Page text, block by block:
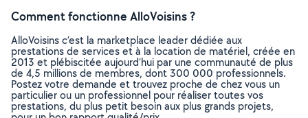
Comment fonctionne AlloVoisins ?
AlloVoisins c’est la marketplace leader dédiée aux
prestations de services et à la location de matériel, créée en
2013 et plébiscitée aujourd’hui par une communauté de plus
de 4,5 millions de membres, dont 300 000 professionnels.
Postez votre demande et trouvez proche de chez vous un
particulier ou un professionnel pour réaliser toutes vos
prestations, du plus petit besoin aux plus grands projets,